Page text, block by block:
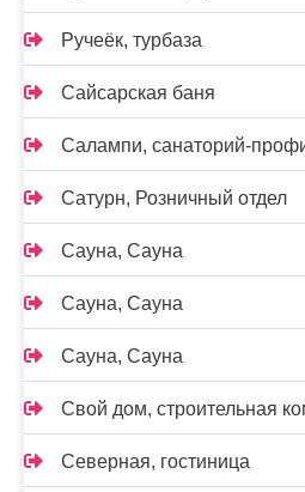
Ручеёк, турбаза
Сайсарская баня
Салампи, санаторий-
Сатурн, Розничный отдел
Сауна, Сауна
Сауна, Сауна
Сауна, Сауна
Свой дом, строительная
Северная, гостиница